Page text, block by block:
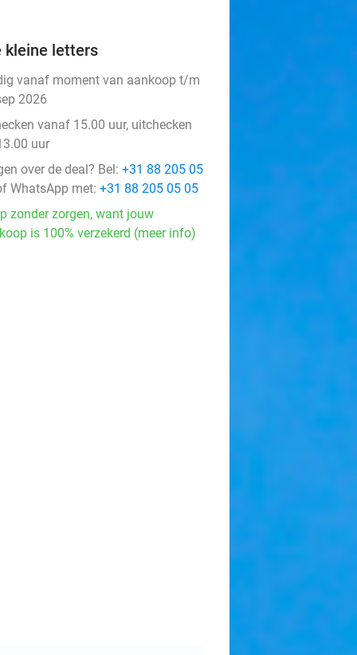
kleine letters
vanaf moment van aankoop t/m
2026
vanaf 15.00 uur, uitchecken
uur
over de deal? Bel: +31 88 205 05
WhatsApp met: +31 88 205 05 05
zonder zorgen, want jouw
is 100% verzekerd (meer info)